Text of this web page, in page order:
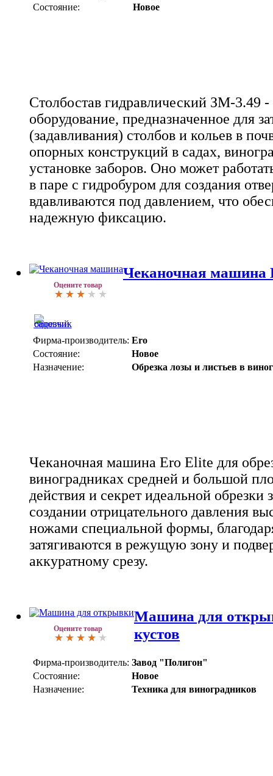
Состояние:
Новое
Столбостав гидравлический ЗМ-3.49 -
оборудование, предназначенное для
(задавливания) столбов и кольев в
опорных конструкций в садах,
установке заборов. Оно может
в паре с гидробуром для создания
вдавливаются под давлением, что
надежную фиксацию.
Оцените товар
Чеканочная машина
Фирма-производитель: Ero
Состояние:
Новое
Назначение:
Обрезка лозы и листьев в
Чеканочная машина Ero Elite для
виноградниках средней и большой
действия и секрет идеальной обрезки
создании отрицательного давления
ножами специальной формы,
затягиваются в режущую зону и
аккуратному срезу.
Оцените товар
Машина для
кустов
Фирма-производитель: Завод "Полигон"
Состояние:
Новое
Назначение:
Техника для виноградников